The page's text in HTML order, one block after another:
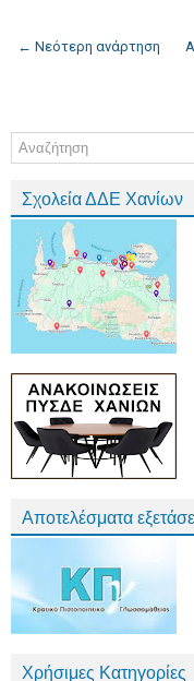
← Νεότερη ανάρτηση
Σχολεία ΔΔΕ Χανίων
Αποτελέσματα
Χρήσιμες Κατηγορίες